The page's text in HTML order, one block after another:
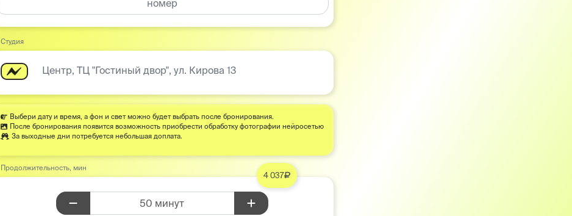
Студия
Центр, ТЦ "Гостиный двор", ул. Кирова 13
Выбери дату и время, а фон и свет можно будет выбрать после бронирования.
После бронирования появится возможность приобрести обработку фотографии нейросетью
За выходные дни потребуется небольшая доплата.
4 037
Продолжительность, мин
50 минут